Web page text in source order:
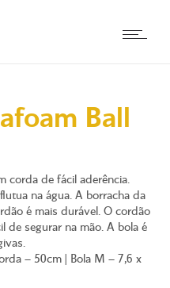
Ball
corda de fácil aderência.
na água. A borracha da
é mais durável. O cordão
de segurar na mão. A bola é
– 50cm | Bola M – 7,6 x